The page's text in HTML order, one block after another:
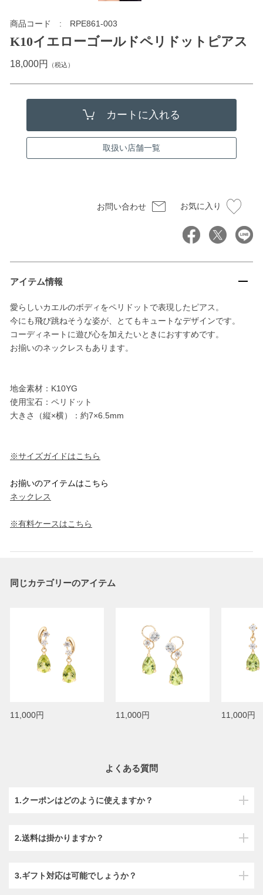
商品コード RPE861-003
K10イエローゴールドペリドットピアス
18,000円 （税込）
取扱い店舗一覧
お問い合わせ お気に入り
アイテム情報
愛らしいカエルのボディをペリドットで表現したピアス。
今にも飛び跳ねそうな姿が、とてもキュートなデザインです。
コーディネートに遊び心を加えたいときにおすすめです。
お揃いのネックレスもあります。
地金素材：K10YG
使用宝石：ペリドット
大きさ（縦×横）：約7×6.5mm
※サイズガイドはこちら
お揃いのアイテムはこちら
ネックレス
※有料ケースはこちら
同じカテゴリーのアイテム
11,000円 11,000円 11,000円
よくある質問
1.クーポンはどのように使えますか？
2.送料は掛かりますか？
3.ギフト対応は可能でしょうか？